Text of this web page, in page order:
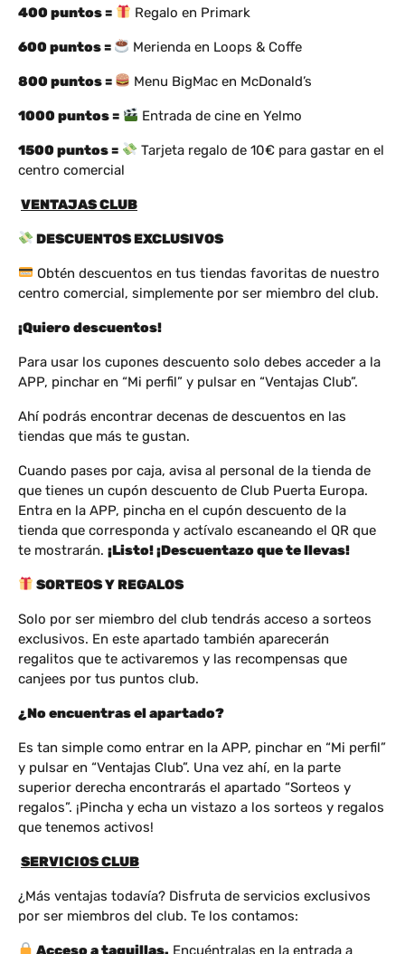
400 puntos = Regalo en Primark
600 puntos = Merienda en Loops & Coffe
800 puntos = Menu BigMac en McDonald’s
1000 puntos = Entrada de cine en Yelmo
1500 puntos =
Tarjeta regalo de 10€ para gastar en el
centro comercial
VENTAJAS CLUB
DESCUENTOS EXCLUSIVOS
Obtén descuentos en tus tiendas favoritas de nuestro
centro comercial, simplemente por ser miembro del club.
¡Quiero descuentos!
Para usar los cupones descuento solo debes acceder a la
APP, pinchar en “Mi perfil” y pulsar en “Ventajas Club”.
Ahí podrás encontrar decenas de descuentos en las
tiendas que más te gustan.
Cuando pases por caja, avisa al personal de la tienda de
que tienes un cupón descuento de Club Puerta Europa.
Entra en la APP, pincha en el cupón descuento de la
tienda que corresponda y actívalo escaneando el QR que
te mostrarán. ¡Listo! ¡Descuentazo que te llevas!
SORTEOS Y REGALOS
Solo por ser miembro del club tendrás acceso a sorteos
exclusivos. En este apartado también aparecerán
regalitos que te activaremos y las recompensas que
canjees por tus puntos club.
¿No encuentras el apartado?
Es tan simple como entrar en la APP, pinchar en “Mi perfil”
y pulsar en “Ventajas Club”. Una vez ahí, en la parte
superior derecha encontrarás el apartado “Sorteos y
regalos”. ¡Pincha y echa un vistazo a los sorteos y regalos
que tenemos activos!
SERVICIOS CLUB
¿Más ventajas todavía? Disfruta de servicios exclusivos
por ser miembros del club. Te los contamos:
Acceso a taquillas. Encuéntralas en la entrada a